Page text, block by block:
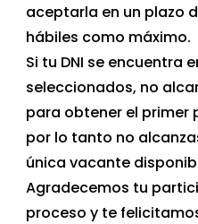
aceptarla en un plazo
hábiles como máximo.
Si tu DNI se encuentra
seleccionados, no
para obtener el primer
por lo tanto no
única vacante
Agradecemos tu
proceso y te